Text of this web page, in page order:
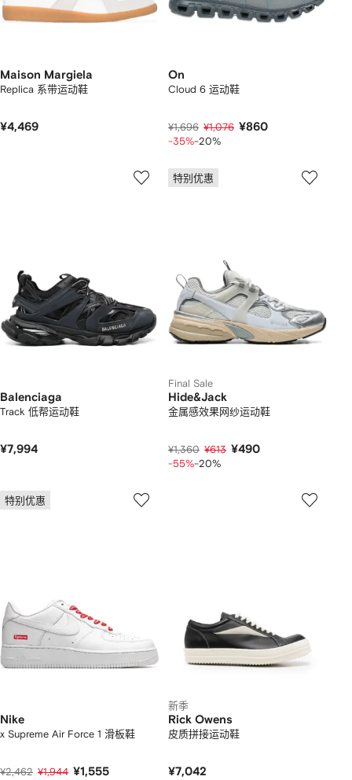
Maison Margiela
Replica 系带运动鞋
¥4,469
On
Cloud 6 运动鞋
¥1,696 ¥1,076 ¥860
-35%-20%
Balenciaga
Track 低帮运动鞋
¥7,994
特别优惠
Final Sale
Hide&Jack
金属感效果网纱运动鞋
¥1,360 ¥613 ¥490
-55%-20%
特别优惠
Nike
x Supreme Air Force 1 滑板鞋
¥2,462 ¥1,944 ¥1,555
新季
Rick Owens
皮质拼接运动鞋
¥7,042